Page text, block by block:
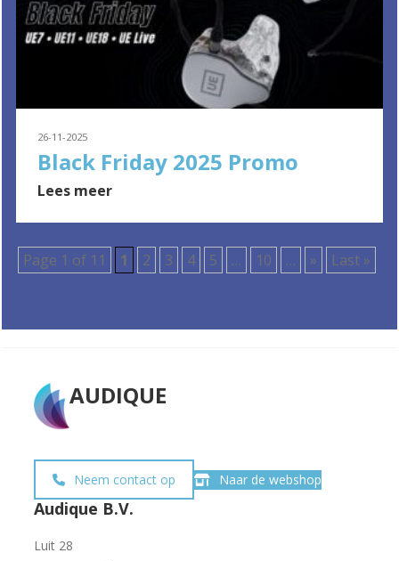
26-11-2025
Black Friday 2025 Promo
Lees meer
Page 1 of 11 1 2 3 4 5 … 10 … » Last »
AUDIQUE
Neem contact op Naar de webshop
Audique B.V.
Luit 28